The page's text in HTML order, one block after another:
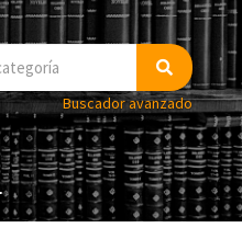
Buscador avanzado